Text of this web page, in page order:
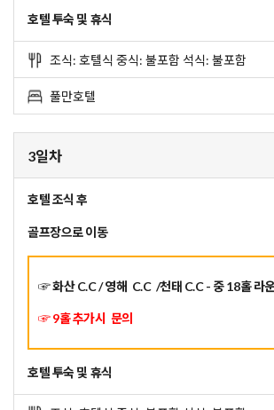
호텔 투숙 및 휴식
조식: 호텔식 중식: 불포함 석식: 불포함
풀만호텔
3일차
호텔 조식 후
골프장으로 이동
☞ 화산 C.C / 영해 C.C /천태 C.C - 중 18홀 라
☞ 9홀 추가시 문의
호텔 투숙 및 휴식